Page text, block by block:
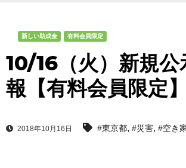
新しい助成金 有料会員限定
10/16（火）新規公
報【有料会員限定】
2018年10月16日 #東京都, #災害, #空き